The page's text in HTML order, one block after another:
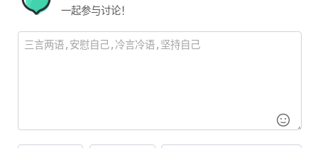
一起参与讨论！